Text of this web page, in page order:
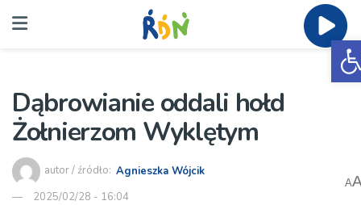
Dąbrowianie oddali hołd
Żołnierzom Wyklętym
autor / źródło: Agnieszka Wójcik
2025/02/28 - 16:04
A